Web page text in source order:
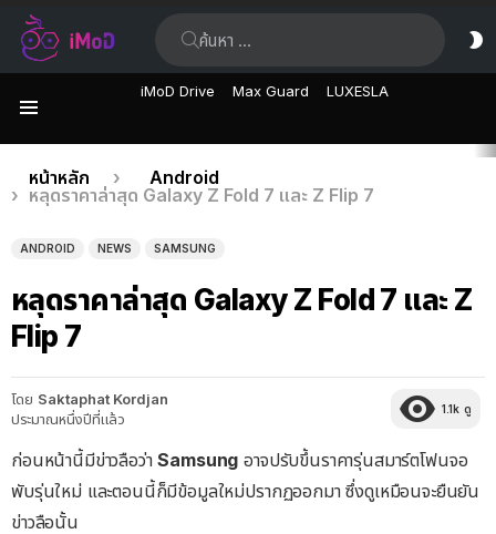
iMoD Drive Max Guard LUXESLA
เรื่อง
ล่าสุด
คุณอยู่ที่นี่:
หน้าหลัก
Android
หลุดราคาล่าสุด Galaxy Z Fold 7 และ Z Flip 7
ANDROID NEWS SAMSUNG
หลุดราคาล่าสุด Galaxy Z Fold 7 และ Z
Flip 7
โดย Saktaphat Kordjan
ประมาณหนึ่งปีที่แล้ว
1.1k ดู
ก่อนหน้านี้มีข่าวลือว่าSamsung อาจปรับขึ้นราคารุ่นสมาร์ตโฟนจอ
พับรุ่นใหม่ และตอนนี้ก็มีข้อมูลใหม่ปรากฏออกมา ซึ่งดูเหมือนจะยืนยัน
ข่าวลือนั้น